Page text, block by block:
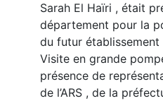
Sarah El Haïri , était
département pour la
du futur établissement
Visite en grande
présence de
de l’ARS , de la